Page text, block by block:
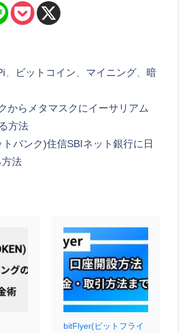
ビットコイン マイニング、 暗
からメタマスクにイーサリアム
方法
バンク)住信SBIネット銀行に日
法
bitFlyer(ビットフライ